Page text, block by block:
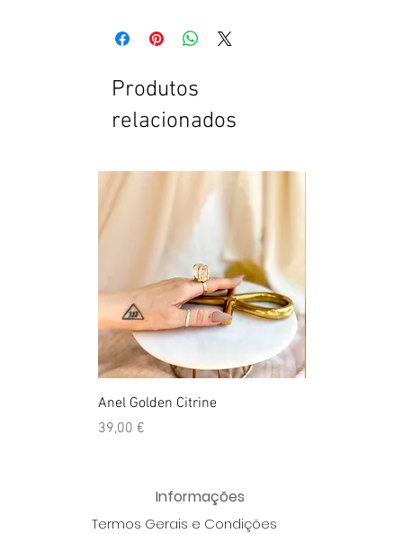
Produtos
relacionados
Anel Golden Citrine
Preço
39,00 €
Informações
Termos Gerais e Condições